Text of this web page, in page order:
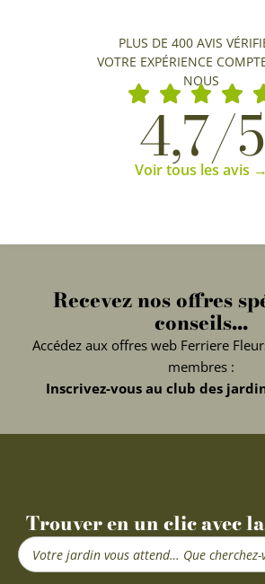
PLUS DE 400 AVIS
VOTRE EXPÉRIENCE
NOUS
4,7/5
Voir tous les avis →
Recevez nos offres
conseils...
Accédez aux offres web Ferriere
membres :
Inscrivez-vous au club des
Trouver en un clic avec
Search
...